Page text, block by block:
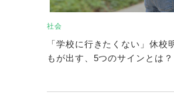
社会
「学校に行きたくない」休校
もが出す、5つのサインとは？